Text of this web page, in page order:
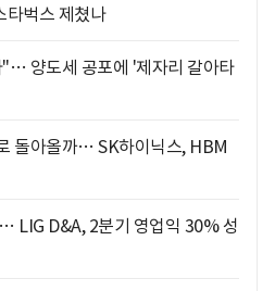
타벅스 제쳤나
양도세 공포에 '제자리 갈아타
돌아올까… SK하이닉스, HBM
LIG D&A, 2분기 영업익 30% 성